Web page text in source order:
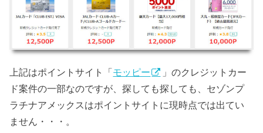
上記はポイントサイト「 モッピー
」のクレジットカー
ド案件の一部なのですが、探しても探しても、セゾンプ
ラチナアメックスはポイントサイトに現時点では出てい
ません・・・。